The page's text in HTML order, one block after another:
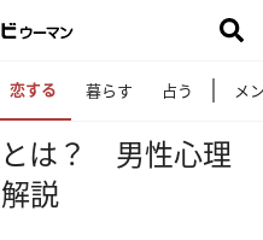
恋する 暮らす 占う メ
は？ 男性心理
説